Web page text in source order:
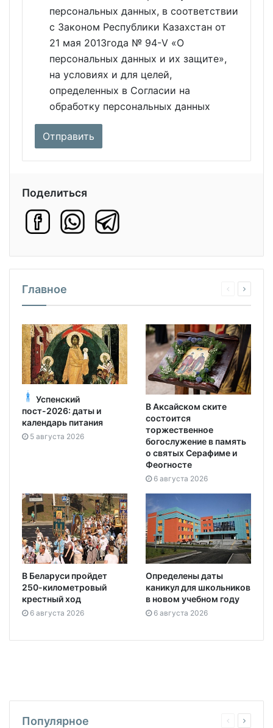
персональных данных, в соответствии
с Законом Республики Казахстан от
21 мая 2013года № 94-V «О
персональных данных и их защите»,
на условиях и для целей,
определенных в Согласии на
обработку персональных данных
Поделиться
Главное
Успенский
пост-2026: даты и
календарь питания
5 августа 2026
В Аксайском ските
состоится
торжественное
богослужение в память
о святых Серафиме и
Феогносте
6 августа 2026
В Беларуси пройдет
250-километровый
крестный ход
6 августа 2026
Определены даты
каникул для школьников
в новом учебном году
6 августа 2026
Популярное